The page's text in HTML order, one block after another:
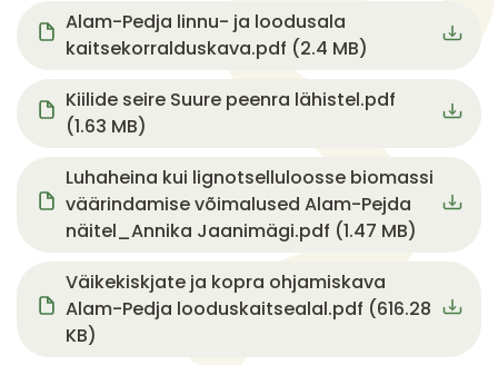
Document
Alam-Pedja linnu- ja loodusala
kaitsekorralduskava.pdf (2.4 MB)
Document
Kiilide seire Suure peenra lähistel.pdf
(1.63 MB)
Document
Luhaheina kui lignotselluloosse biomassi
väärindamise võimalused Alam-Pejda
näitel_Annika Jaanimägi.pdf (1.47 MB)
Document
Väikekiskjate ja kopra ohjamiskava
Alam-Pedja looduskaitsealal.pdf (616.28
KB)